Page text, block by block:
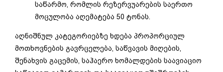
საწარმო, რომლის რეზერვუარების საერთო
მოცულობა აღემატება 50 ტონას.
აღნიშნულ კატეგორიებზე ხდება პროპორციულ
მოთხოვნების გავრცელება, საწვავის მიღების,
შენახვის გაცემის, საჰაერო ხომალდების საავიაციო